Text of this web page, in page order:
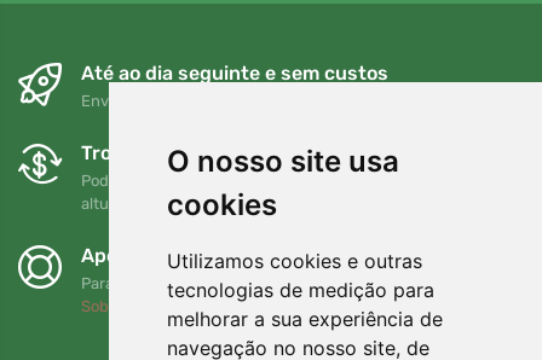
O nosso site usa
cookies
Utilizamos cookies e outras
tecnologias de medição para
melhorar a sua experiência de
navegação no nosso site, de
Até ao dia seguinte e sem custos
Envio gratuito para encomendas superiores a 80 EUR
Trocas e devoluções gratuitas
Pode devolver ou trocar a sua encomenda em qualquer
altura no prazo de 90 dias
Apoiamos a Trees.org
Para cada encomenda plantamos uma árvore! Leia mais
Sobre nós